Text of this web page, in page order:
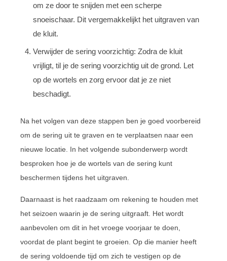
om ze door te snijden met een scherpe
snoeischaar. Dit vergemakkelijkt het uitgraven van
de kluit.
Verwijder de sering voorzichtig: Zodra de kluit
vrijligt, til je de sering voorzichtig uit de grond. Let
op de wortels en zorg ervoor dat je ze niet
beschadigt.
Na het volgen van deze stappen ben je goed voorbereid
om de sering uit te graven en te verplaatsen naar een
nieuwe locatie. In het volgende subonderwerp wordt
besproken hoe je de wortels van de sering kunt
beschermen tijdens het uitgraven.
Daarnaast is het raadzaam om rekening te houden met
het seizoen waarin je de sering uitgraaft. Het wordt
aanbevolen om dit in het vroege voorjaar te doen,
voordat de plant begint te groeien. Op die manier heeft
de sering voldoende tijd om zich te vestigen op de